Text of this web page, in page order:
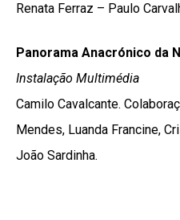
Renata Ferraz – Paulo
Panorama Anacrónico da
Instalação Multimédia
Camilo Cavalcante.
Mendes, Luanda Francine,
João Sardinha.